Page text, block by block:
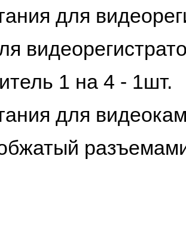
для
1 на 4 - 1шт.
для